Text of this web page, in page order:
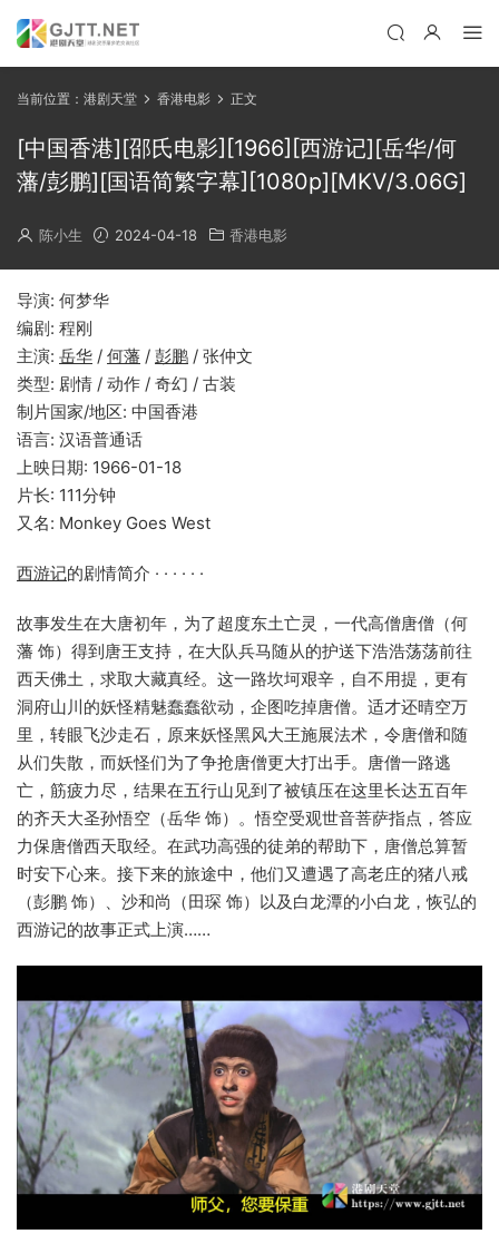
当前位置： 港剧天堂 香港电影 正文
[中国香港][邵氏电影][1966][西游记][岳华/何
藩/彭鹏][国语简繁字幕][1080p][MKV/3.06G]
陈小生 2024-04-18 香港电影
导演: 何梦华
编剧: 程刚
主演: 岳华 / 何藩 / 彭鹏 / 张仲文
类型: 剧情 / 动作 / 奇幻 / 古装
制片国家/地区: 中国香港
语言: 汉语普通话
上映日期: 1966-01-18
片长: 111分钟
又名: Monkey Goes West
西游记的剧情简介 · · · · · ·
故事发生在大唐初年，为了超度东土亡灵，一代高僧唐僧（何
藩 饰）得到唐王支持，在大队兵马随从的护送下浩浩荡荡前往
西天佛土，求取大藏真经。这一路坎坷艰辛，自不用提，更有
洞府山川的妖怪精魅蠢蠢欲动，企图吃掉唐僧。适才还晴空万
里，转眼飞沙走石，原来妖怪黑风大王施展法术，令唐僧和随
从们失散，而妖怪们为了争抢唐僧更大打出手。唐僧一路逃
亡，筋疲力尽，结果在五行山见到了被镇压在这里长达五百年
的齐天大圣孙悟空（岳华 饰）。悟空受观世音菩萨指点，答应
力保唐僧西天取经。在武功高强的徒弟的帮助下，唐僧总算暂
时安下心来。接下来的旅途中，他们又遭遇了高老庄的猪八戒
（彭鹏 饰）、沙和尚（田琛 饰）以及白龙潭的小白龙，恢弘的
西游记的故事正式上演……